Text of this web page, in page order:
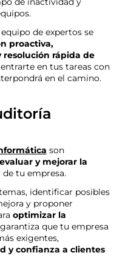
de expertos se
proactiva,
resolución rápida de
en tus tareas con
en el camino.
son
evaluar y mejorar la
de tu empresa.
identificar posibles
y proponer
optimizar la
garantiza que tu empresa
exigentes,
y confianza a clientes